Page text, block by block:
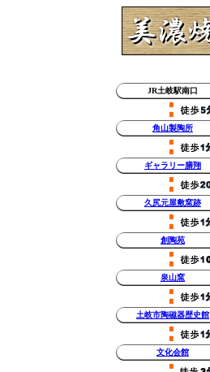
JR土岐駅南口
角山製陶所
ギャラリー膳翔
久尻元屋敷窯跡
創陶苑
泉山窯
土岐市陶磁器歴史館
文化会館